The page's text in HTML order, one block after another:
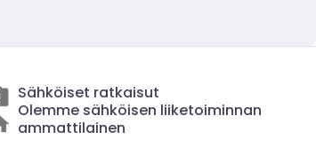
Sähköiset ratkaisut
Olemme sähköisen liiketoiminnan
ammattilainen